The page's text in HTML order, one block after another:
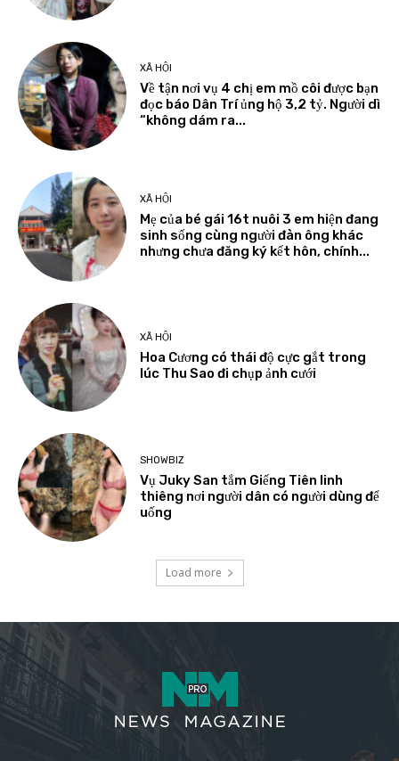
XÃ HỘI
Về tận nơi vụ 4 chị em mồ côi được bạn
đọc báo Dân Trí ủng hộ 3,2 tỷ. Người dì
“không dám ra...
XÃ HỘI
Mẹ của bé gái 16t nuôi 3 em hiện đang
sinh sống cùng người đàn ông khác
nhưng chưa đăng ký kết hôn, chính...
XÃ HỘI
Hoa Cương có thái độ cực gắt trong
lúc Thu Sao đi chụp ảnh cưới
SHOWBIZ
Vụ Juky San tắm Giếng Tiên linh
thiêng nơi người dân có người dùng để
uống
Load more